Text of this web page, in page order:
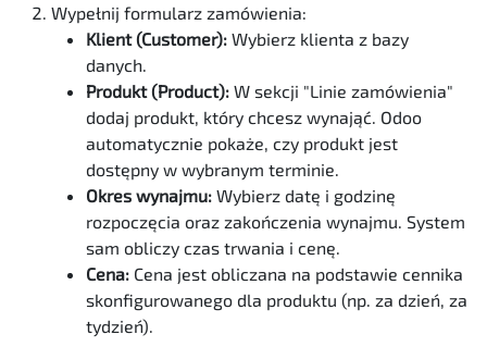
Wypełnij formularz zamówienia:
Klient (Customer): Wybierz klienta z bazy
danych.
Produkt (Product): W sekcji "Linie zamówienia"
dodaj produkt, który chcesz wynająć. Odoo
automatycznie pokaże, czy produkt jest
dostępny w wybranym terminie.
Okres wynajmu: Wybierz datę i godzinę
rozpoczęcia oraz zakończenia wynajmu. System
sam obliczy czas trwania i cenę.
Cena: Cena jest obliczana na podstawie cennika
skonfigurowanego dla produktu (np. za dzień, za
tydzień).